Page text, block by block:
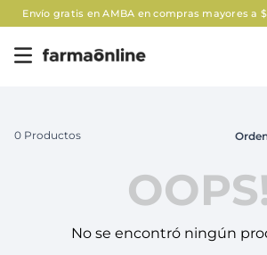
Envío gratis en AMBA en compras mayores a
0 Productos
No se encontró ningún